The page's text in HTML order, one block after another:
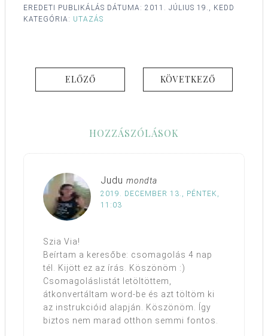
EREDETI PUBLIKÁLÁS DÁTUMA: 2011. JÚLIUS 19., KEDD
KATEGÓRIA: UTAZÁS
ELŐZŐ KÖVETKEZŐ
HOZZÁSZÓLÁSOK
Judu mondta
2019. DECEMBER 13., PÉNTEK,
11:03
Szia Via!
Beírtam a keresőbe: csomagolás 4 nap
tél. Kijött ez az írás. Köszönöm :)
Csomagoláslistát letöltöttem,
átkonvertáltam word-be és azt töltöm ki
az instrukcióid alapján. Köszönöm. Így
biztos nem marad otthon semmi fontos.